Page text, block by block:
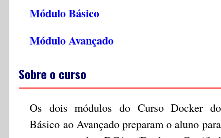
Módulo Básico
Módulo Avançado
Sobre o curso
Os dois módulos do Curso Docker do
Básico ao Avançado preparam o aluno para